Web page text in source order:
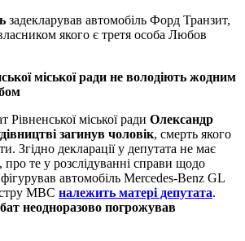
задекларував автомобіль Форд Транзит,
якого є третя особа Любов
міської ради не володіють жодним
міської ради Олександр
загинув чоловік, смерть якого
Згідно декларації у депутата не має
те у розслідуванні справи щодо
автомобіль Mercedes-Benz GL
МВС належить матері депутата.
неодноразово погрожував